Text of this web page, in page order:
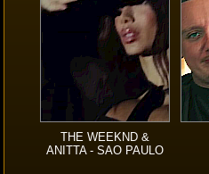
THE WEEKND &
ANITTA - SAO PAULO